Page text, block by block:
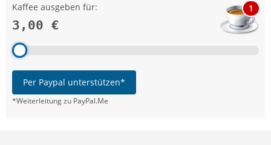
Kaffee ausgeben für:
3,00 €
1
Per Paypal unterstützen*
*Weiterleitung zu PayPal.Me